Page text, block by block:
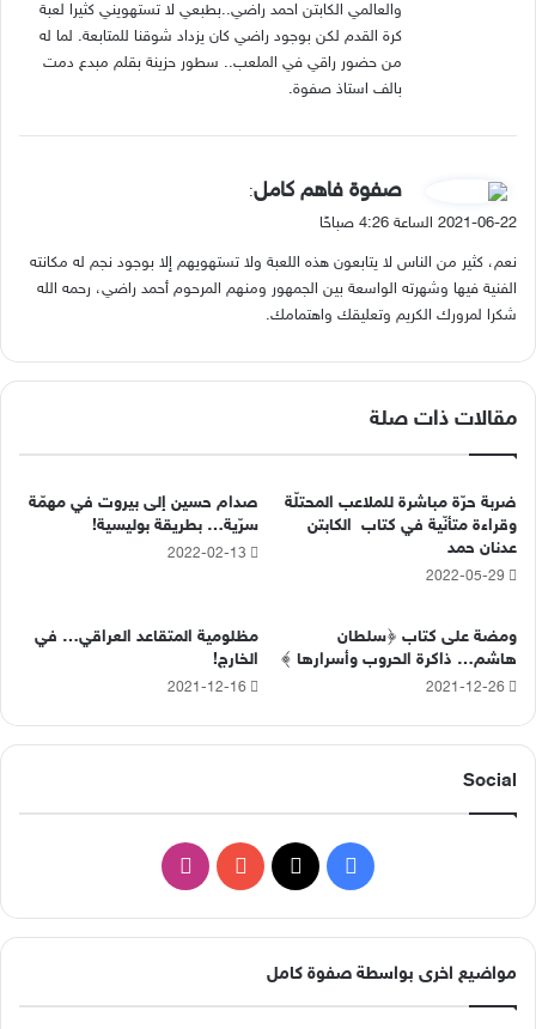
والعالمي الكابتن احمد راضي..بطبعي لا تستهويني كثيرا لعبة
كرة القدم لكن بوجود راضي كان يزداد شوقنا للمتابعة. لما له
من حضور راقي في الملعب.. سطور حزينة بقلم مبدع دمت
بالف استاذ صفوة.
ي
ل
صفوة فاهم كامل:
2021-06-22 الساعة 4:26 صباحًا
نعم، كثير من الناس لا يتابعون هذه اللعبة ولا تستهويهم إلا بوجود نجم له مكانته
الفنية فيها وشهرته الواسعة بين الجمهور ومنهم المرحوم أحمد راضي، رحمه الله
شكرا لمرورك الكريم وتعليقك واهتمامك.
مقالات ذات صلة
ضربة حرّة مباشرة للملاعب المحتلّة
وقراءة متأنّية في كتاب الكابتن
عدنان حمد
2022-05-29
صدام حسين إلى بيروت في مهمّة
سرّية… بطريقة بوليسية!
2022-02-13
ومضة على كتاب ﴿سلطان
هاشم… ذاكرة الحروب وأسرارها ﴾
2021-12-26
مظلومية المتقاعد العراقي… في
الخارج!
2021-12-16
Social
فيسبوك ‫YouTubeانستقرام
مواضيع اخرى بواسطة صفوة كامل